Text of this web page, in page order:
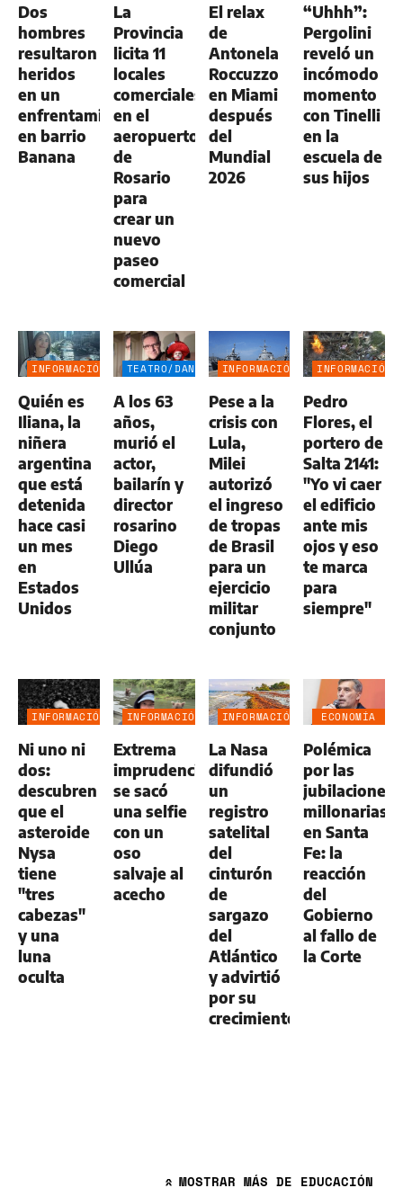
Dos
hombres
resultaron
heridos
en un
enfrentamiento
en barrio
Banana
La
Provincia
licita 11
locales
comerciales
en el
aeropuerto
de
Rosario
para
crear un
nuevo
paseo
comercial
El relax
de
Antonela
Roccuzzo
en Miami
después
del
Mundial
2026
“Uhhh”:
Pergolini
reveló un
incómodo
momento
con Tinelli
en la
escuela de
sus hijos
INFORMACIÓN
Quién es
Iliana, la
niñera
argentina
que está
detenida
hace casi
un mes
en
Estados
Unidos
TEATRO/DANZA
A los 63
años,
murió el
actor,
bailarín y
director
rosarino
Diego
Ullúa
INFORMACIÓN
Pese a la
crisis con
Lula,
Milei
autorizó
el ingreso
de tropas
de Brasil
para un
ejercicio
militar
conjunto
INFORMACIÓN
Pedro
Flores, el
portero de
Salta 2141:
"Yo vi caer
el edificio
ante mis
ojos y eso
te marca
para
siempre"
INFORMACIÓN
Ni uno ni
dos:
descubren
que el
asteroide
Nysa
tiene
"tres
cabezas"
y una
luna
oculta
INFORMACIÓN
Extrema
imprudencia:
se sacó
una selfie
con un
oso
salvaje al
acecho
INFORMACIÓN
La Nasa
difundió
un
registro
satelital
del
cinturón
de
sargazo
del
Atlántico
y advirtió
por su
crecimiento
ECONOMÍA
AGRO
Polémica
por las
jubilaciones
millonarias
en Santa
Fe: la
reacción
del
Gobierno
al fallo de
la Corte
» MOSTRAR MÁS DE EDUCACIÓN